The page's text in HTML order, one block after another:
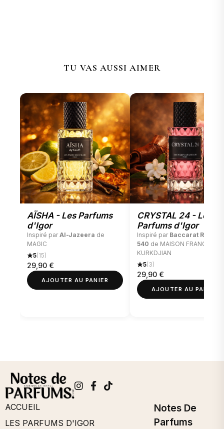
TU VAS AUSSI AIMER
AÏSHA - Les Parfums
d'Igor
Inspiré parAl-Jazeera de
MAGIC
5(15)
29,90 €
AJOUTER AU PANIER
CRYSTAL 24 - Les
Parfums d'Igor
Inspiré par Baccarat Rouge
540 de MAISON FRANCIS
KURKDJIAN
5(3)
29,90 €
AJOUTER AU PANIER
ACCUEIL
LES PARFUMS D'IGOR
Notes De
Parfums